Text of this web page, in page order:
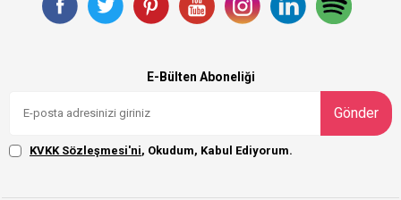
E-Bülten Aboneliği
Gönder
KVKK Sözleşmesi'ni, Okudum, Kabul Ediyorum.